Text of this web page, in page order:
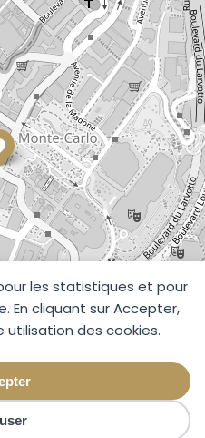
les statistiques et pour
En cliquant sur Accepter,
des cookies.